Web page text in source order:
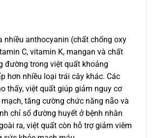
nhiều anthocyanin (chất chống oxy
C, vitamin K, mangan và chất
đường trong việt quất khoảng
hơn nhiều loại trái cây khác. Các
thấy, việt quất giúp giảm nguy cơ
tăng cường chức năng não và
chỉ số đường huyết ở bệnh nhân
ra, việt quất còn hỗ trợ giảm viêm